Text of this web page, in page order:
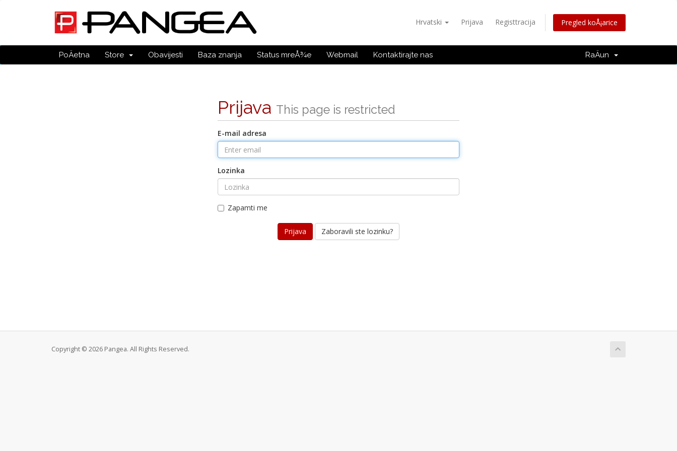
Hrvatski Prijava Registtracija Pregled koÅ¡arice
PoÄetna Store Obavijesti Baza znanja Status mreÅ¾e Webmail Kontaktirajte nas RaÄun
Prijava This page is restricted
E-mail adresa
Lozinka
Zapamti me
Zaboravili ste lozinku?
Copyright © 2026 Pangea. All Rights Reserved.